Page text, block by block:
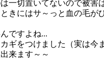
一切置いてないので被害
きにはサ～っと血の毛が
ですよね...
ギをつけました（実は今
来ます～～